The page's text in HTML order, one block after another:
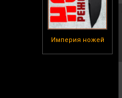
Империя ножей